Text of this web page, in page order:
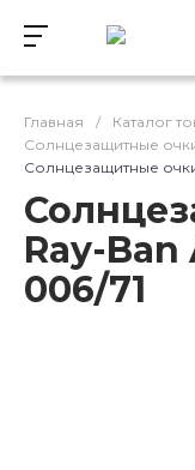
Главная / Каталог
Солнцезащитные
Солнцезащитные
Ray-Ban
006/71